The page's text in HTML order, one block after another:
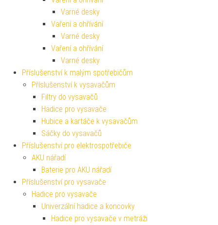
Varné desky
Vaření a ohřívání
Varné desky
Vaření a ohřívání
Varné desky
Příslušenství k malým spotřebičům
Příslušenství k vysavačům
Filtry do vysavačů
Hadice pro vysavače
Hubice a kartáče k vysavačům
Sáčky do vysavačů
Příslušenství pro elektrospotřebiče
AKU nářadí
Baterie pro AKU nářadí
Příslušenství pro vysavače
Hadice pro vysavače
Univerzální hadice a koncovky
Hadice pro vysavače v metráži